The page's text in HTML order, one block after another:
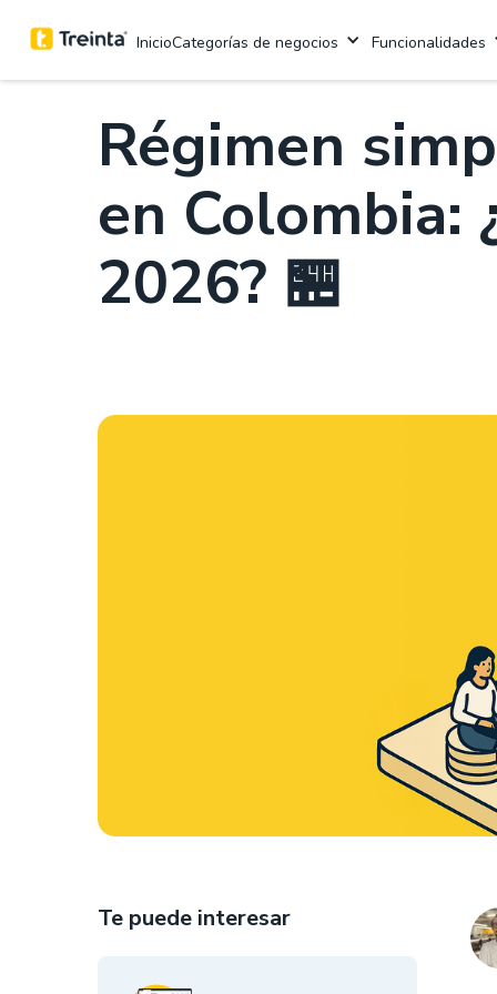
InicioCategorías de negocios Funcionalidades
Régimen
en Colombia:
2026? 🏪
Te puede interesar